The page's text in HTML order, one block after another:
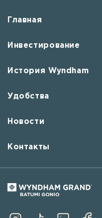
Главная
Инвестирование
История Wyndham
Удобства
Новости
Контакты